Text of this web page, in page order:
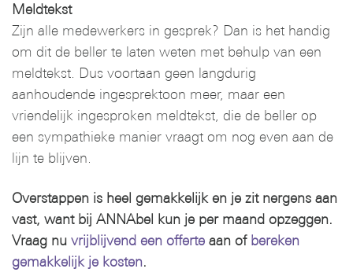
Meldtekst
Zijn alle medewerkers in gesprek? Dan is het handig
om dit de beller te laten weten met behulp van een
meldtekst. Dus voortaan geen langdurig
aanhoudende ingesprektoon meer, maar een
vriendelijk ingesproken meldtekst, die de beller op
een sympathieke manier vraagt om nog even aan de
lijn te blijven.
Overstappen is heel gemakkelijk en je zit nergens aan
vast, want bij ANNAbel kun je per maand opzeggen.
Vraag nu vrijblijvend een offerte aan of bereken
gemakkelijk je kosten.